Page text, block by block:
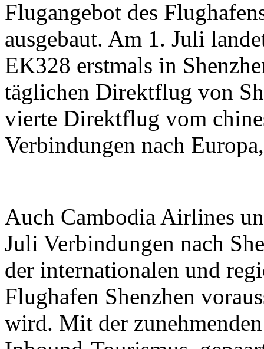
Flugangebot des
ausgebaut. Am 1. Juli
EK328 erstmals in
täglichen Direktflug von
vierte Direktflug vom
Verbindungen nach
Auch Cambodia Airlines
Juli Verbindungen nach
der internationalen und
Flughafen Shenzhen
wird. Mit der